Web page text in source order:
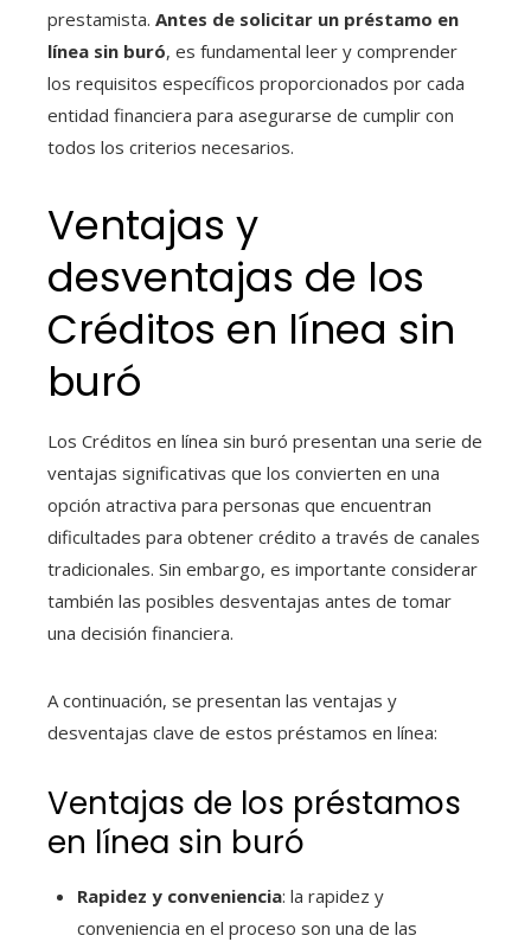
prestamista. Antes de solicitar un préstamo en
línea sin buró, es fundamental leer y comprender
los requisitos específicos proporcionados por cada
entidad financiera para asegurarse de cumplir con
todos los criterios necesarios.
Ventajas y
desventajas de los
Créditos en línea sin
buró
Los Créditos en línea sin buró presentan una serie de
ventajas significativas que los convierten en una
opción atractiva para personas que encuentran
dificultades para obtener crédito a través de canales
tradicionales. Sin embargo, es importante considerar
también las posibles desventajas antes de tomar
una decisión financiera.
A continuación, se presentan las ventajas y
desventajas clave de estos préstamos en línea:
Ventajas de los préstamos
en línea sin buró
Rapidez y conveniencia: la rapidez y
conveniencia en el proceso son una de las